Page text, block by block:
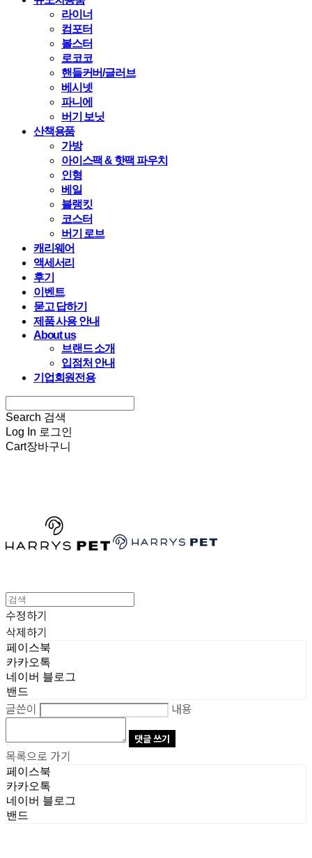
라이너
컴포터
볼스터
로코코
핸들커버/글러브
베시넷
파니에
버기 보닛
산책용품
가방
아이스팩 & 핫팩 파우치
인형
베일
블랭킷
코스터
버기 로브
캐리웨어
액세서리
후기
이벤트
묻고 답하기
제품 사용 안내
About us
브랜드 소개
입점처 안내
기업회원전용
Search 검색
Log In 로그인
Cart장바구니
수정하기
삭제하기
페이스북
카카오톡
네이버 블로그
밴드
글쓴이 내용
댓글 쓰기
목록으로 가기
페이스북
카카오톡
네이버 블로그
밴드